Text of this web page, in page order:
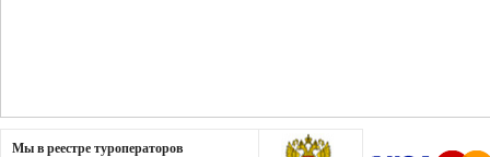
Мы в реестре туроператоров